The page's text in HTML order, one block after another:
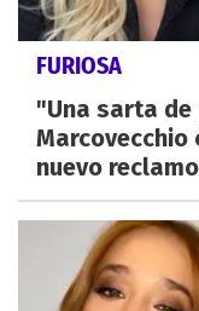
FURIOSA
"Una sarta de
Marcovecchio
nuevo